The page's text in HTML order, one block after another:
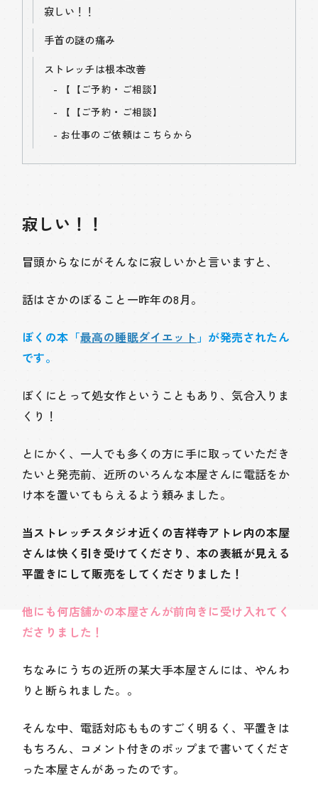
寂しい！！
手首の謎の痛み
ストレッチは根本改善
【 【ご予約・ご相談】
【 【ご予約・ご相談】
お仕事のご依頼はこちらから
寂しい！！
冒頭からなにがそんなに寂しいかと言いますと、
話はさかのぼること一昨年の8月。
ぼくの本「最高の睡眠ダイエット 」が発売されたん
です。
ぼくにとって処女作ということもあり、気合入りま
くり！
とにかく、一人でも多くの方に手に取っていただき
たいと発売前、近所のいろんな本屋さんに電話をか
け本を置いてもらえるよう頼みました。
当ストレッチスタジオ近くの吉祥寺アトレ内の本屋
さんは快く引き受けてくださり、本の表紙が見える
平置きにして販売をしてくださりました！
他にも何店舗かの本屋さんが前向きに受け入れてく
ださりました！
ちなみにうちの近所の某大手本屋さんには、やんわ
りと断られました。。
そんな中、電話対応もものすごく明るく、平置きは
もちろん、コメント付きのポップまで書いてくださ
った本屋さんがあったのです。